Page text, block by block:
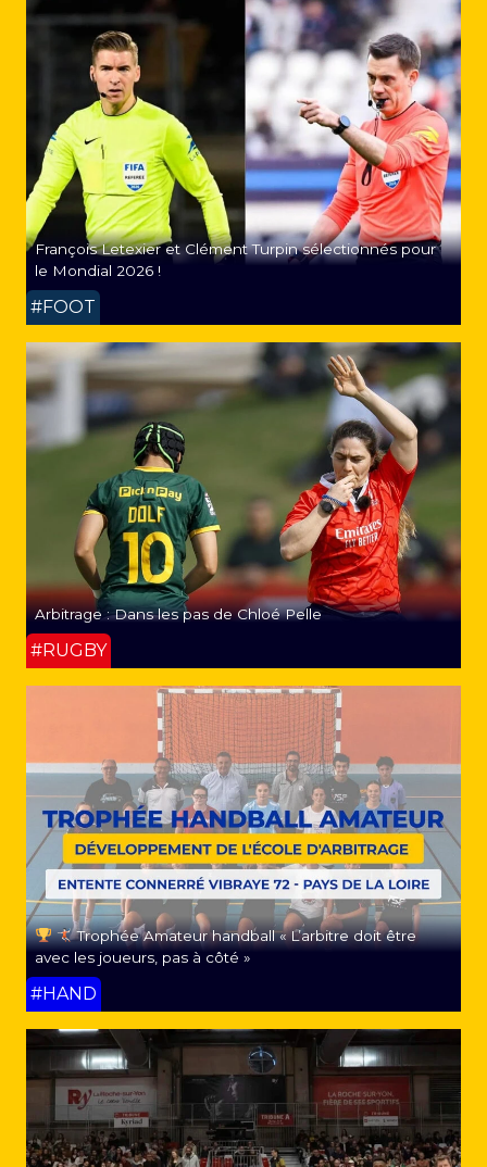
François Letexier et Clément Turpin sélectionnés pour
le Mondial 2026 !
#FOOT
Arbitrage : Dans les pas de Chloé Pelle
#RUGBY
Trophée Amateur handball « L’arbitre doit être
avec les joueurs, pas à côté »
#HAND